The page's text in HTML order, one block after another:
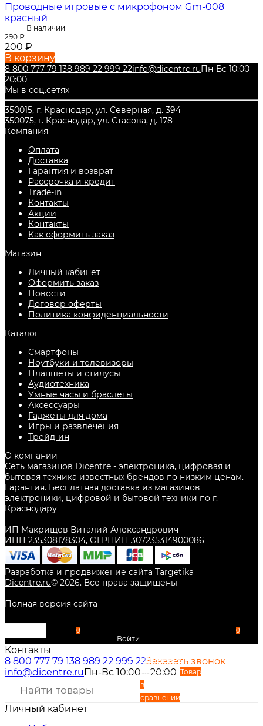
Проводные игровые с микрофоном Gm-008
красный
В наличии
290 ₽
200 ₽
В корзину
8 800 777 79 138 989 22 999 22info@dicentre.ruПн-Вс 10:00—
20:00
Мы в соц.сетях
350015, г. Краснодар, ул. Северная, д. 394
350075, г. Краснодар, ул. Стасова, д. 178
Компания
Оплата
Доставка
Гарантия и возврат
Рассрочка и кредит
Trade-in
Контакты
Акции
Контакты
Как оформить заказ
Магазин
Личный кабинет
Оформить заказ
Новости
Договор оферты
Политика конфиденциальности
Каталог
Смартфоны
Ноутбуки и телевизоры
Планшеты и стилусы
Аудиотехника
Умные часы и браслеты
Аксессуары
Гаджеты для дома
Игры и развлечения
Трейд-ин
О компании
Сеть магазинов Dicentre - электроника, цифровая и
бытовая техника известных брендов по низким ценам.
Гарантия. Бесплатная доставка из магазинов
электроники, цифровой и бытовой техники по г.
Краснодару
ИП Макрищев Виталий Александрович
ИНН 235308178304, ОГРНИП 307235314900086
Разработка и продвижение сайта Targetika
Dicentre.ru© 2026. Все права защищены
Полная версия сайта
0
Войти
Избранное
Сравнение Товар
в
сравнении
0
Контакты
8 800 777 79 138 989 22 999 22Заказать звонок
info@dicentre.ruПн-Вс 10:00—20:00
Личный кабинет